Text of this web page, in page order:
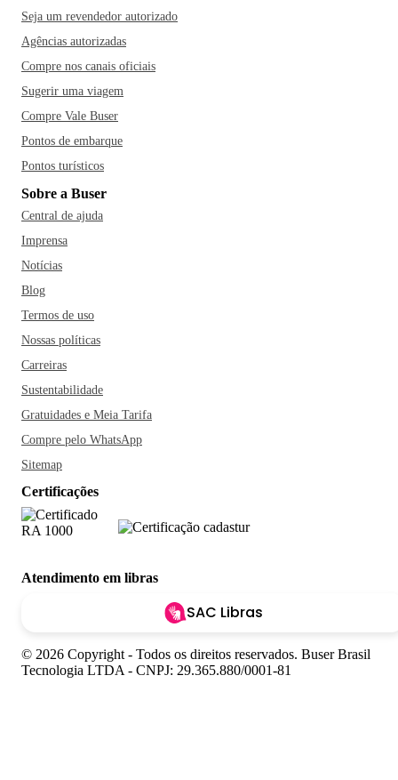
Seja um revendedor autorizado
Agências autorizadas
Compre nos canais oficiais
Sugerir uma viagem
Compre Vale Buser
Pontos de embarque
Pontos turísticos
Sobre a Buser
Central de ajuda
Imprensa
Notícias
Blog
Termos de uso
Nossas políticas
Carreiras
Sustentabilidade
Gratuidades e Meia Tarifa
Compre pelo WhatsApp
Sitemap
Certificações
Atendimento em libras
SAC Libras
© 2026 Copyright - Todos os direitos reservados. Buser Brasil
Tecnologia LTDA - CNPJ: 29.365.880/0001-81